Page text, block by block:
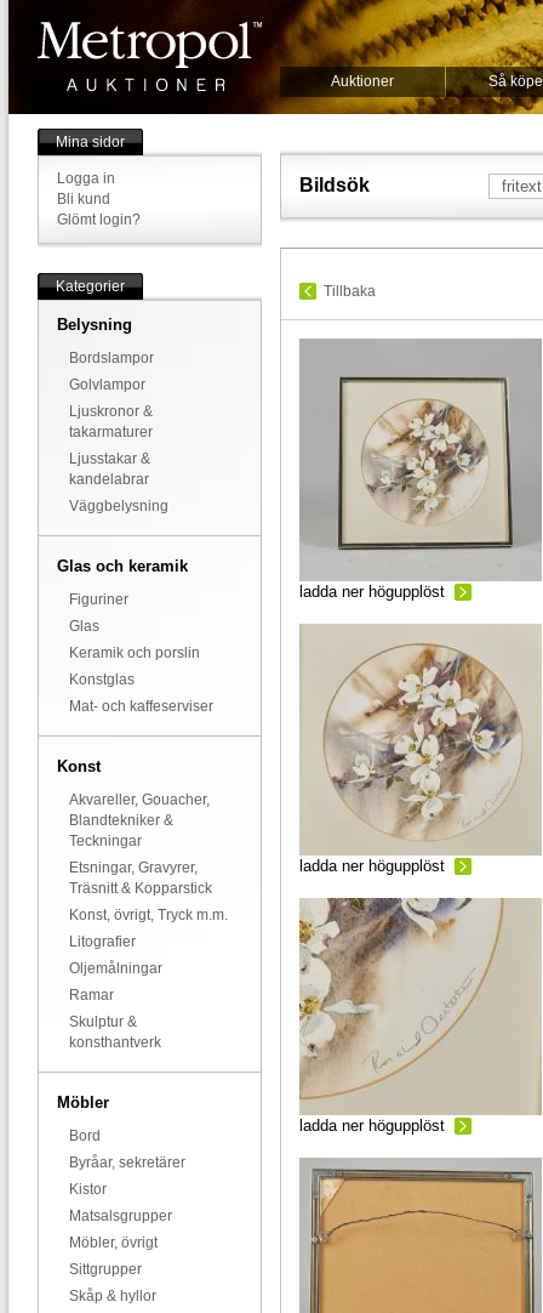
Auktioner Så
Mina sidor
Logga in
Bli kund
Glömt login?
Kategorier
Belysning
Bordslampor
Golvlampor
Ljuskronor &
takarmaturer
Ljusstakar &
kandelabrar
Väggbelysning
Glas och keramik
Figuriner
Glas
Keramik och porslin
Konstglas
Mat- och kaffeserviser
Konst
Akvareller, Gouacher,
Blandtekniker &
Teckningar
Etsningar, Gravyrer,
Träsnitt & Kopparstick
Konst, övrigt, Tryck m.m.
Litografier
Oljemålningar
Ramar
Skulptur &
konsthantverk
Möbler
Bord
Byråar, sekretärer
Kistor
Matsalsgrupper
Möbler, övrigt
Sittgrupper
Skåp & hyllor
Bildsök
Tillbaka
ladda ner högupplöst
ladda ner högupplöst
ladda ner högupplöst